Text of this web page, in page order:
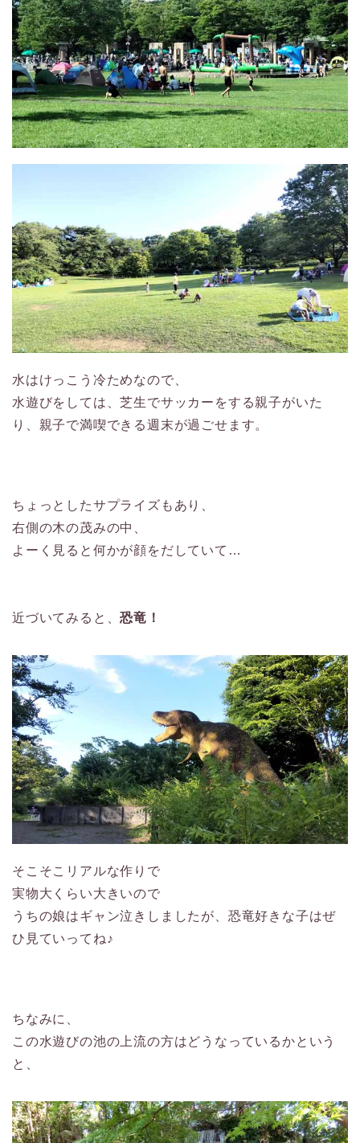
水はけっこう冷ためなので、
水遊びをしては、芝生でサッカーをする親子がいた
り、親子で満喫できる週末が過ごせます。
ちょっとしたサプライズもあり、
右側の木の茂みの中、
よーく見ると何かが顔をだしていて…
近づいてみると、恐竜！
そこそこリアルな作りで
実物大くらい大きいので
うちの娘はギャン泣きしましたが、恐竜好きな子はぜ
ひ見ていってね♪
ちなみに、
この水遊びの池の上流の方はどうなっているかという
と、